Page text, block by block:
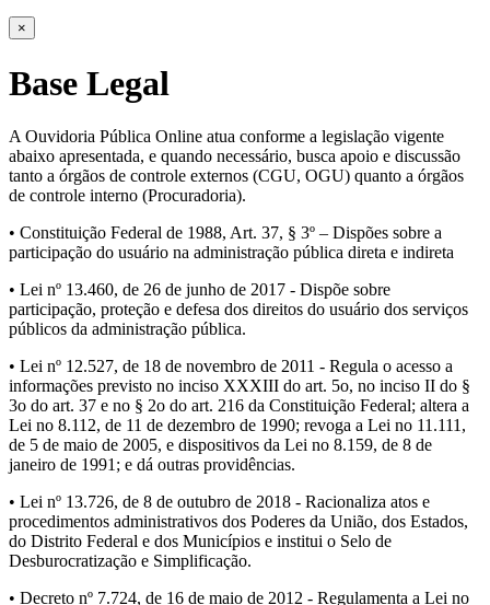
×
Base Legal
A Ouvidoria Pública Online atua conforme a legislação vigente
abaixo apresentada, e quando necessário, busca apoio e discussão
tanto a órgãos de controle externos (CGU, OGU) quanto a órgãos
de controle interno (Procuradoria).
• Constituição Federal de 1988, Art. 37, § 3º – Dispões sobre a
participação do usuário na administração pública direta e indireta
• Lei nº 13.460, de 26 de junho de 2017 - Dispõe sobre
participação, proteção e defesa dos direitos do usuário dos serviços
públicos da administração pública.
• Lei nº 12.527, de 18 de novembro de 2011 - Regula o acesso a
informações previsto no inciso XXXIII do art. 5o, no inciso II do §
3o do art. 37 e no § 2o do art. 216 da Constituição Federal; altera a
Lei no 8.112, de 11 de dezembro de 1990; revoga a Lei no 11.111,
de 5 de maio de 2005, e dispositivos da Lei no 8.159, de 8 de
janeiro de 1991; e dá outras providências.
• Lei nº 13.726, de 8 de outubro de 2018 - Racionaliza atos e
procedimentos administrativos dos Poderes da União, dos Estados,
do Distrito Federal e dos Municípios e institui o Selo de
Desburocratização e Simplificação.
• Decreto nº 7.724, de 16 de maio de 2012 - Regulamenta a Lei no